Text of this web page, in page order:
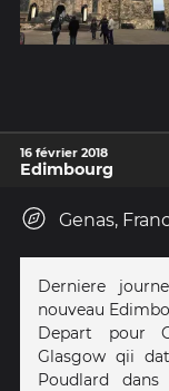
16 février 2018
Edimbourg
Genas,
Derniere
nouveau
Depart pour
Glasgow qii
Poudlard